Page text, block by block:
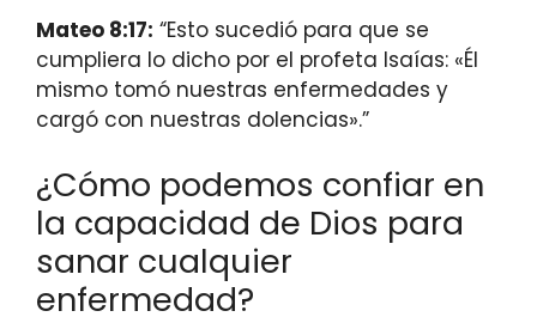
Mateo 8:17: “Esto sucedió para que se
cumpliera lo dicho por el profeta Isaías: «Él
mismo tomó nuestras enfermedades y
cargó con nuestras dolencias».”
¿Cómo podemos confiar en
la capacidad de Dios para
sanar cualquier
enfermedad?